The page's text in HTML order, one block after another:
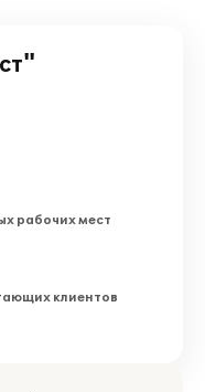
рабочих мест
клиентов